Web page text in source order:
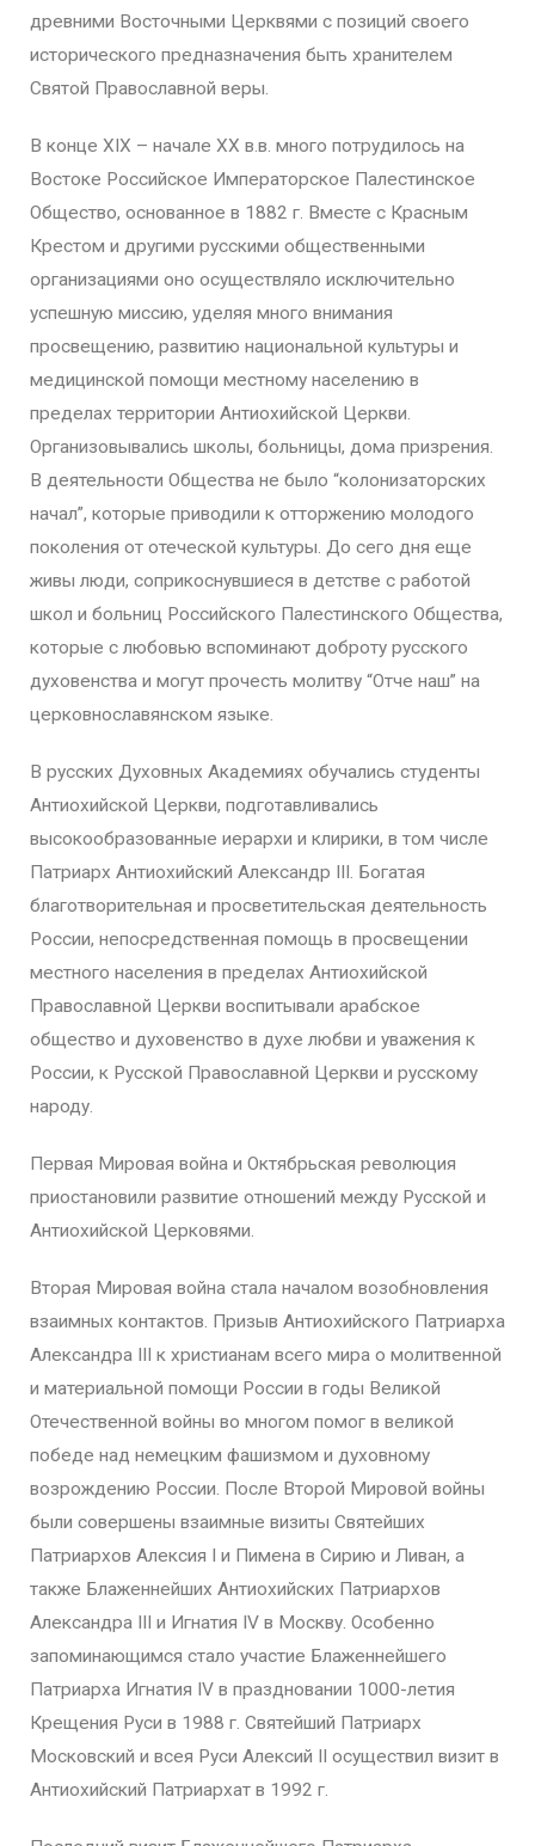
древними Восточными Церквями с позиций своего
исторического предназначения быть хранителем
Святой Православной веры.
В конце XIX – начале XX в.в. много потрудилось на
Востоке Российское Императорское Палестинское
Общество, основанное в 1882 г. Вместе с Красным
Крестом и другими русскими общественными
организациями оно осуществляло исключительно
успешную миссию, уделяя много внимания
просвещению, развитию национальной культуры и
медицинской помощи местному населению в
пределах территории Антиохийской Церкви.
Организовывались школы, больницы, дома призрения.
В деятельности Общества не было “колонизаторских
начал”, которые приводили к отторжению молодого
поколения от отеческой культуры. До сего дня еще
живы люди, соприкоснувшиеся в детстве с работой
школ и больниц Российского Палестинского Общества,
которые с любовью вспоминают доброту русского
духовенства и могут прочесть молитву “Отче наш” на
церковнославянском языке.
В русских Духовных Академиях обучались студенты
Антиохийской Церкви, подготавливались
высокообразованные иерархи и клирики, в том числе
Патриарх Антиохийский Александр III. Богатая
благотворительная и просветительская деятельность
России, непосредственная помощь в просвещении
местного населения в пределах Антиохийской
Православной Церкви воспитывали арабское
общество и духовенство в духе любви и уважения к
России, к Русской Православной Церкви и русскому
народу.
Первая Мировая война и Октябрьская революция
приостановили развитие отношений между Русской и
Антиохийской Церковями.
Вторая Мировая война стала началом возобновления
взаимных контактов. Призыв Антиохийского Патриарха
Александра III к христианам всего мира о молитвенной
и материальной помощи России в годы Великой
Отечественной войны во многом помог в великой
победе над немецким фашизмом и духовному
возрождению России. После Второй Мировой войны
были совершены взаимные визиты Святейших
Патриархов Алексия I и Пимена в Сирию и Ливан, а
также Блаженнейших Антиохийских Патриархов
Александра III и Игнатия IV в Москву. Особенно
запоминающимся стало участие Блаженнейшего
Патриарха Игнатия IV в праздновании 1000-летия
Крещения Руси в 1988 г. Святейший Патриарх
Московский и всея Руси Алексий II осуществил визит в
Антиохийский Патриархат в 1992 г.